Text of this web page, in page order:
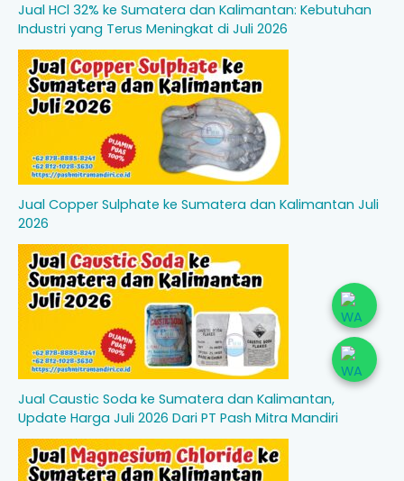
Jual HCl 32% ke Sumatera dan Kalimantan: Kebutuhan
Industri yang Terus Meningkat di Juli 2026
Jual Copper Sulphate ke Sumatera dan Kalimantan Juli
2026
Jual Caustic Soda ke Sumatera dan Kalimantan,
Update Harga Juli 2026 Dari PT Pash Mitra Mandiri